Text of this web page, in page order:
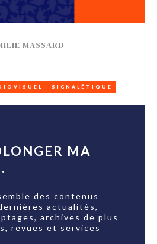
MASSARD
SIGNALÉTIQUE
MA
des contenus
actualités,
archives de plus
revues et services